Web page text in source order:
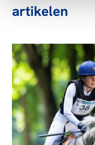
artikelen